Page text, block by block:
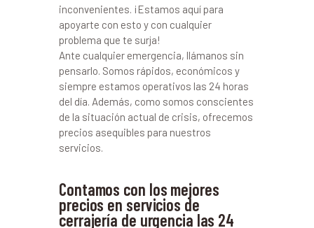
inconvenientes. ¡Estamos aquí para
apoyarte con esto y con cualquier
problema que te surja!
Ante cualquier emergencia, llámanos sin
pensarlo. Somos rápidos, económicos y
siempre estamos operativos las 24 horas
del día. Además, como somos conscientes
de la situación actual de crisis, ofrecemos
precios asequibles para nuestros
servicios.
Contamos con los mejores
precios en servicios de
cerrajería de urgencia las 24